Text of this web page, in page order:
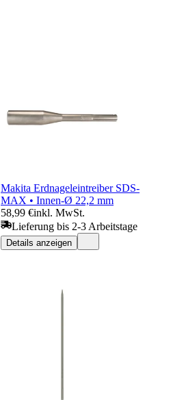
Makita Erdnageleintreiber SDS-
MAX • Innen-Ø 22,2 mm
58,99 €inkl. MwSt.
Lieferung bis 2-3 Arbeitstage
Details anzeigen